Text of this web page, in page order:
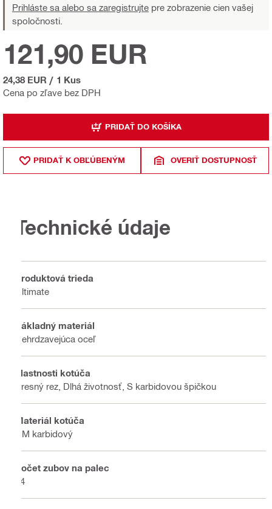
Prihláste sa alebo sa zaregistrujte pre zobrazenie cien vašej
spoločnosti.
Cena po zľave bez DPH
121,90 EUR
24,38 EUR / 1 Kus
PRIDAŤ DO KOŠÍKA
PRIDAŤ K OBĽÚBENÝM OVERIŤ DOSTUPNOSŤ
Technické údaje
Produktová trieda
Ultimate
Základný materiál
Nehrdzavejúca oceľ
Vlastnosti kotúča
Presný rez, Dlhá životnosť, S karbidovou špičkou
Materiál kotúča
HM karbidový
Počet zubov na palec
24